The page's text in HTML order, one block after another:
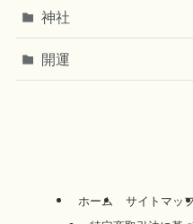
神社
開運
ホーム サイトマッ